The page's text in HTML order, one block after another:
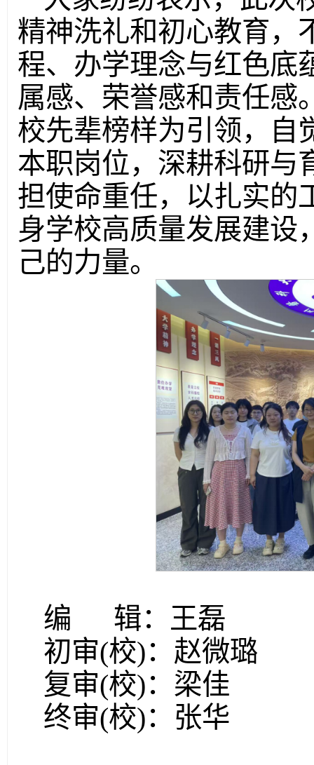
精神洗礼和初心教育，
程、办学理念与红色底
属感、荣誉感和责任感
校先辈榜样为引领，自
本职岗位，深耕科研与
担使命重任，以扎实的
身学校高质量发展建设
己的力量。
编 辑：王磊
初审(校)：赵微璐
复审(校)：梁佳
终审(校)：张华